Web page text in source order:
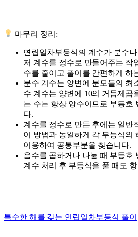
마무리 정리:
연립일차부등식의 계수가 분수
저 계수를 정수로 만들어주는 작
수를 줄이고 풀이를 간편하게 하
분수 계수는 양변에 분모들의 최
수 계수는 양변에 10의 거듭제곱
는 수는 항상 양수이므로 부등호
다.
계수를 정수로 만든 후에는 일반
이 방법과 동일하게 각 부등식의
이용하여 공통부분을 찾습니다.
음수를 곱하거나 나눌 때 부등호
계수 처리 후 부등식을 풀 때도
특수한 해를 갖는 연립일차부등식 풀이